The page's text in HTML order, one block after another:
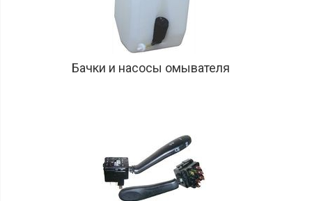
Бачки и насосы омывателя